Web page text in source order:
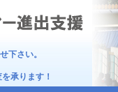
下さい。
を承ります！